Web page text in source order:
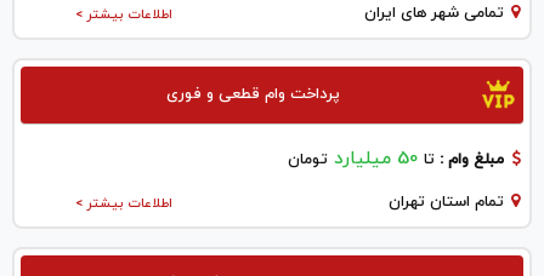
اطلاعات بیشتر > تمامی شهر های ایران
پرداخت وام قطعی و فوری
مبلغ وام : تا 50 میلیارد تومان
اطلاعات بیشتر > تمام استان تهران